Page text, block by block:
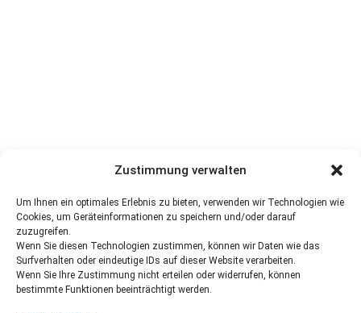
Zustimmung verwalten
Um Ihnen ein optimales Erlebnis zu bieten, verwenden wir Technologien wie
Cookies, um Geräteinformationen zu speichern und/oder darauf
zuzugreifen.
Wenn Sie diesen Technologien zustimmen, können wir Daten wie das
Surfverhalten oder eindeutige IDs auf dieser Website verarbeiten.
Wenn Sie Ihre Zustimmung nicht erteilen oder widerrufen, können
bestimmte Funktionen beeinträchtigt werden.